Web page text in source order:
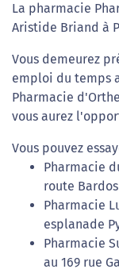
La pharmacie
Aristide Briand à
Vous demeurez
emploi du temps
Pharmacie
vous aurez
Vous pouvez
Pharmacie
route
Pharmacie
esplanade
Pharmacie
au 169 rue